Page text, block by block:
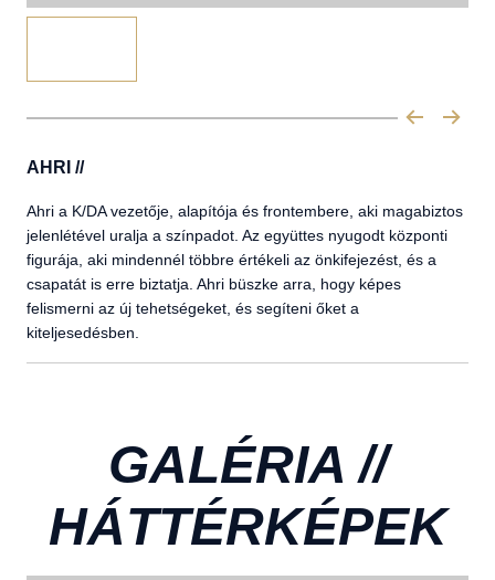
AHRI //
Ahri a K/DA vezetője, alapítója és frontembere, aki magabiztos
jelenlétével uralja a színpadot. Az együttes nyugodt központi
figurája, aki mindennél többre értékeli az önkifejezést, és a
csapatát is erre biztatja. Ahri büszke arra, hogy képes
felismerni az új tehetségeket, és segíteni őket a
kiteljesedésben.
GALÉRIA //
HÁTTÉRKÉPEK